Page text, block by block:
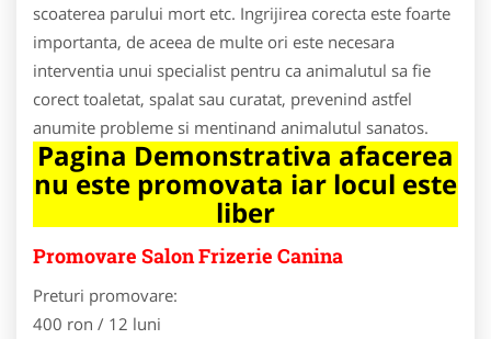
scoaterea parului mort etc. Ingrijirea corecta este foarte
importanta, de aceea de multe ori este necesara
interventia unui specialist pentru ca animalutul sa fie
corect toaletat, spalat sau curatat, prevenind astfel
anumite probleme si mentinand animalutul sanatos.
Pagina Demonstrativa afacerea
nu este promovata iar locul este
liber
Promovare Salon Frizerie Canina
Preturi promovare:
400 ron / 12 luni